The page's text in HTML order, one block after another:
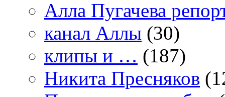
Алла Пугачева
канал Аллы (30)
клипы и … (187)
Никита Пресняков